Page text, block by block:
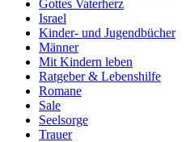
Gottes Vaterherz
Israel
Kinder- und Jugendbücher
Männer
Mit Kindern leben
Ratgeber & Lebenshilfe
Romane
Sale
Seelsorge
Trauer